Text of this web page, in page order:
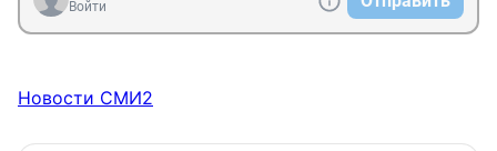
Войти
Новости СМИ2